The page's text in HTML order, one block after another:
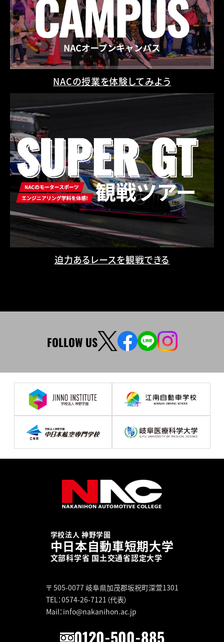
NACの授業を体験してみよう
迫力あるレースを観戦できる
FOLLOW US
学校法人 神野学園
中日本自動車短期大学
文部科学省 国土交通省認定大学
〒 505-0077 岐阜県加茂郡坂祝町深萱1301
TEL：0574-26-7121（代表）
Mail：info@nakanihon.ac.jp
0120-500-885